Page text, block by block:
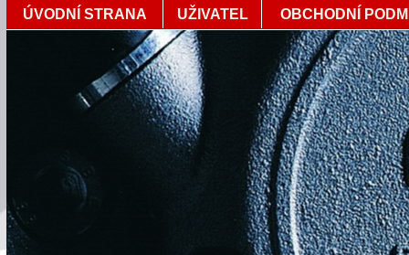
ÚVODNÍ STRANA UŽIVATEL OBCHODNÍ